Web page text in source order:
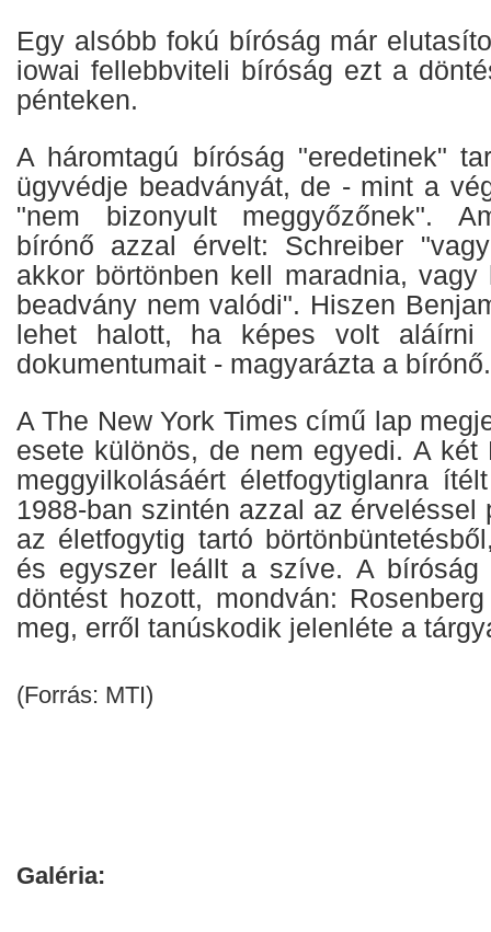
Egy alsóbb fokú bíróság már
iowai fellebbviteli bíróság ezt a
pénteken.
A háromtagú bíróság "eredetinek"
ügyvédje beadványát, de - mint a
"nem bizonyult meggyőzőnek".
bírónő azzal érvelt: Schreiber
akkor börtönben kell maradnia,
beadvány nem valódi". Hiszen
lehet halott, ha képes volt aláírni
dokumentumait - magyarázta a bírónő.
A The New York Times című lap
esete különös, de nem egyedi. A két
meggyilkolásáért életfogytiglanra
1988-ban szintén azzal az érveléssel
az életfogytig tartó
és egyszer leállt a szíve. A bíróság
döntést hozott, mondván:
meg, erről tanúskodik jelenléte a
(Forrás: MTI)
Galéria: